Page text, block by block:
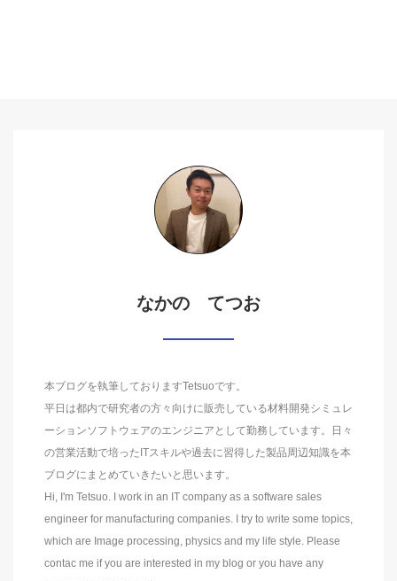
なかの てつお
本ブログを執筆しておりますTetsuoです。
平日は都内で研究者の方々向けに販売している材料開発シミュレ
ーションソフトウェアのエンジニアとして勤務しています。日々
の営業活動で培ったITスキルや過去に習得した製品周辺知識を本
ブログにまとめていきたいと思います。
Hi, I'm Tetsuo. I work in an IT company as a software sales
engineer for manufacturing companies. I try to write some topics,
which are Image processing, physics and my life style. Please
contac me if you are interested in my blog or you have any